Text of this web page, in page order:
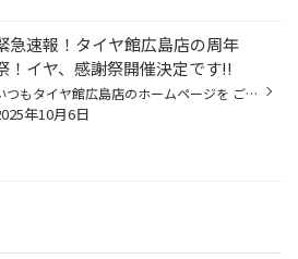
急速報！タイヤ館広島店の周年
！イヤ、感謝祭開催決定です!!
いつもタイヤ館広島店のホームページを ご利用頂き、誠にありがとうございます！ タイヤ館広島店は今年で３３年です！ そこで感謝の気持ちいっぱいで 感謝祭があります！ 今の時期では、スタッドレスでも スタッドレスホイールセットでも 感謝価格となっております!(^^)! 是非、ご来店お待ちしてお...
年10月6日